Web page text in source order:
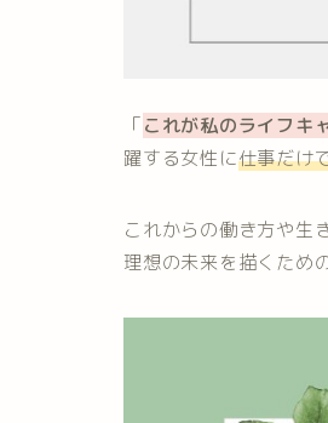
「これが私のライフキ
躍する女性に仕事だけ
これからの働き方や生
理想の未来を描くため